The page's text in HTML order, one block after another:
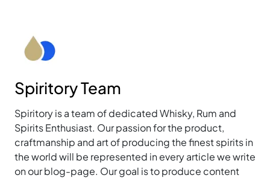
Spiritory Team
Spiritory is a team of dedicated Whisky, Rum and
Spirits Enthusiast. Our passion for the product,
craftmanship and art of producing the finest spirits in
the world will be represented in every article we write
on our blog-page. Our goal is to produce content